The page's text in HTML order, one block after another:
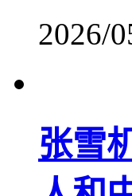
2026/
张雪